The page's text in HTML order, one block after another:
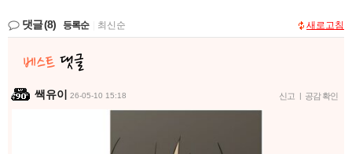
댓글(8) 등록순 최신순 새로고침
쌕유이 26-05-10 15:18 신고 | 공감 확인